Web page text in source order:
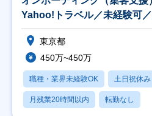
Yahoo!トラベル／未経験可
ト】
東京都
450万~450万
職種・業界未経験OK 土日祝休み
月残業20時間以内 転勤なし